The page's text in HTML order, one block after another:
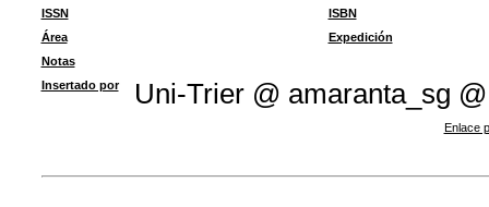
ISSN
ISBN
Área
Expedición
Notas
Insertado por
Uni-Trier @ amaranta_sg @
Enlace